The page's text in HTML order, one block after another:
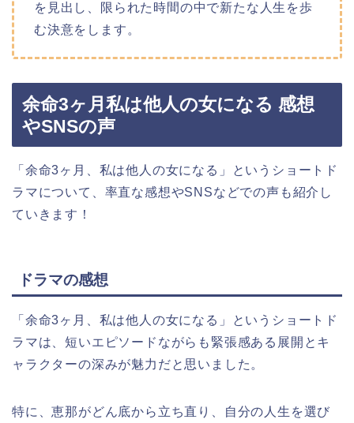
を見出し、限られた時間の中で新たな人生を歩
む決意をします。
余命3ヶ月私は他人の女になる 感想
やSNSの声
「余命3ヶ月、私は他人の女になる」というショートド
ラマについて、率直な感想やSNSなどでの声も紹介し
ていきます！
ドラマの感想
「余命3ヶ月、私は他人の女になる」というショートド
ラマは、短いエピソードながらも緊張感ある展開とキ
ャラクターの深みが魅力だと思いました。
特に、恵那がどん底から立ち直り、自分の人生を選び